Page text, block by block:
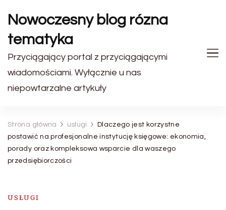
Nowoczesny blog rózna
tematyka
Przyciągający portal z przyciągającymi
wiadomościami. Wyłącznie u nas
niepowtarzalne artykuły
Strona główna usługi
Dlaczego jest korzystne
postawić na profesjonalne instytucję księgowe: ekonomia,
porady oraz kompleksowa wsparcie dla waszego
przedsiębiorczości
USŁUGI